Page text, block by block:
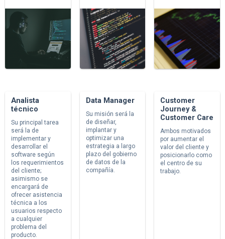
Analista
técnico
Su principal tarea
será la de
implementar y
desarrollar el
software según
los requerimientos
del cliente;
asimismo se
encargará de
ofrecer asistencia
técnica a los
usuarios respecto
a cualquier
problema del
producto.
Data Manager
Su misión será la
de diseñar,
implantar y
optimizar una
estrategia a largo
plazo del gobierno
de datos de la
compañía.
Customer
Journey &
Customer Care
Ambos motivados
por aumentar el
valor del cliente y
posicionarlo como
el centro de su
trabajo.